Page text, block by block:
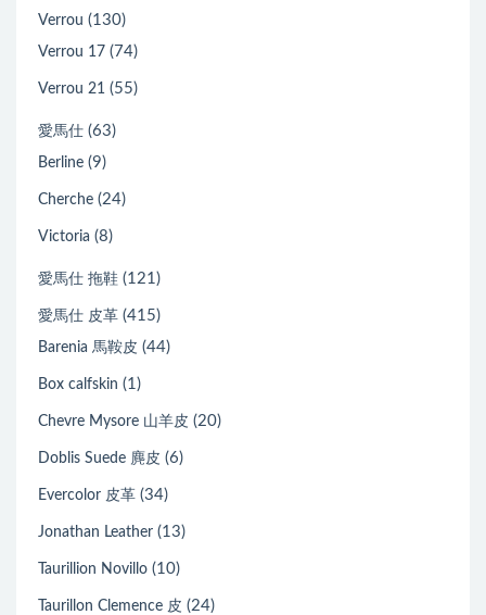
Verrou (130)
Verrou 17 (74)
Verrou 21 (55)
愛馬仕 (63)
Berline (9)
Cherche (24)
Victoria (8)
愛馬仕 拖鞋 (121)
愛馬仕 皮革 (415)
Barenia 馬鞍皮 (44)
Box calfskin (1)
Chevre Mysore 山羊皮 (20)
Doblis Suede 麂皮 (6)
Evercolor 皮革 (34)
Jonathan Leather (13)
Taurillion Novillo (10)
Taurillon Clemence 皮 (24)